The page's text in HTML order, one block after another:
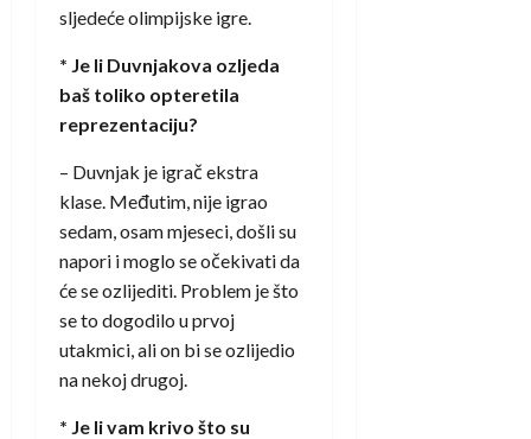
sljedeće olimpijske igre.
* Je li Duvnjakova ozljeda
baš toliko opteretila
reprezentaciju?
– Duvnjak je igrač ekstra
klase. Međutim, nije igrao
sedam, osam mjeseci, došli su
napori i moglo se očekivati da
će se ozlijediti. Problem je što
se to dogodilo u prvoj
utakmici, ali on bi se ozlijedio
na nekoj drugoj.
* Je li vam krivo što su